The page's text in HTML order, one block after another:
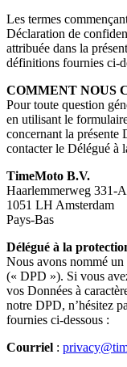
Les termes
Déclaration de
attribuée dans la
définitions fournies ci-
COMMENT NOUS
Pour toute question
en utilisant le
concernant la présente
contacter le Délégué à
TimeMoto B.V.
Haarlemmerweg 331-A
1051 LH Amsterdam
Pays-Bas
Délégué à la
Nous avons nommé un
(« DPD »). Si vous
vos Données à
notre DPD, n’hésitez
fournies ci-dessous :
Courriel :